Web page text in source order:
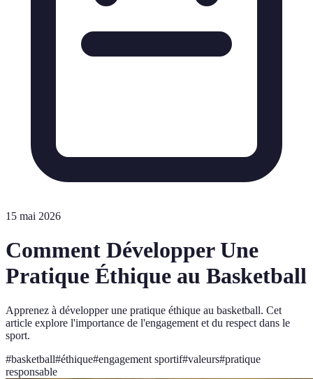
15 mai 2026
Comment Développer Une
Pratique Éthique au Basketball
Apprenez à développer une pratique éthique au basketball. Cet
article explore l'importance de l'engagement et du respect dans le
sport.
#basketball#éthique#engagement sportif#valeurs#pratique
responsable